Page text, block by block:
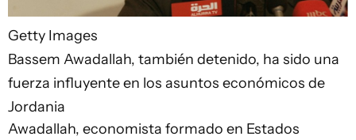
Getty Images
Bassem Awadallah, también detenido, ha sido una
fuerza influyente en los asuntos económicos de
Jordania
Awadallah, economista formado en Estados